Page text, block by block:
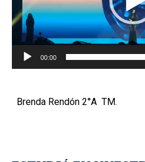
00:00
Brenda Rendón 2°A TM.